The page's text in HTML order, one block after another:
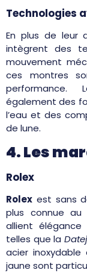
Technologies
En plus de leur
intègrent des
mouvement
ces montres
performance.
également des
l’eau et des
de lune.
4. Les
Rolex
Rolex est sans
plus connue au
allient
telles que la
acier
jaune sont